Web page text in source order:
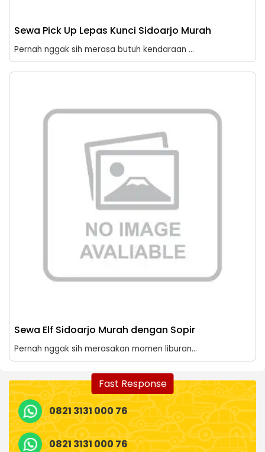
Sewa Pick Up Lepas Kunci Sidoarjo Murah
Pernah nggak sih merasa butuh kendaraan ...
Sewa Elf Sidoarjo Murah dengan Sopir
Pernah nggak sih merasakan momen liburan...
Fast Response
0821 3131 000 76
0821 3131 000 76